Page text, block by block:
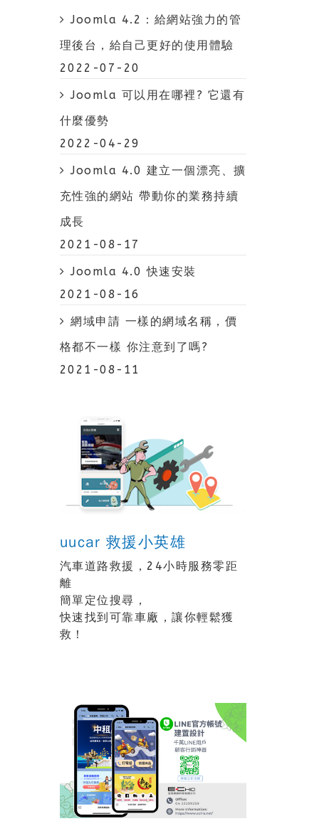
Joomla 4.2：給網站強力的管
理後台，給自己更好的使用體驗
2022-07-20
Joomla 可以用在哪裡? 它還有
什麼優勢
2022-04-29
Joomla 4.0 建立一個漂亮、擴
充性強的網站 帶動你的業務持續
成長
2021-08-17
Joomla 4.0 快速安裝
2021-08-16
網域申請 一樣的網域名稱，價
格都不一樣 你注意到了嗎?
2021-08-11
uucar 救援小英雄
汽車道路救援，24小時服務零距
離
簡單定位搜尋，
快速找到可靠車廠，讓你輕鬆獲
救！